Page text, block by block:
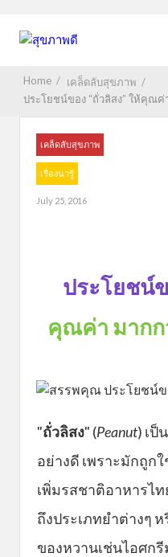
Home / เคล็ดลับสุขภาพ /
ประโยชน์ของ “ถั่วลิสง” ให้คุณ
เคล็ดลับสุขภาพ
เรื่องน่ารู้
July 25, 2016
ประโยชน์
คุณค่า มาก
"ถั่วลิสง" (Peanut) เป็
อย่างดี เพราะมักถูก
เพิ่มรสชาติอาหารไ
ถึงประเภทยำต่างๆ
ของหวานเช่นไอศก